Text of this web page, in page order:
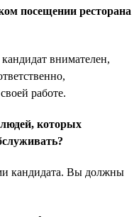
посещении ресторана
внимателен,
работе.
которых
кандидата. Вы должны